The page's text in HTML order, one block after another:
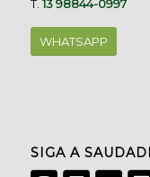
T.13 98844-0997
WHATSAPP
SIGA A